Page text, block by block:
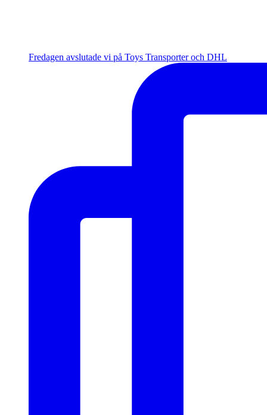
Fredagen avslutade vi på Toys Transporter och DHL